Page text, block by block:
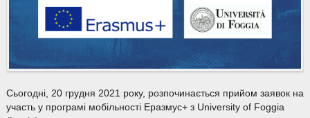
Сьогодні, 20 грудня 2021 року, розпочинається прийом заявок на
участь у програмі мобільності Еразмус+ з University of Foggia